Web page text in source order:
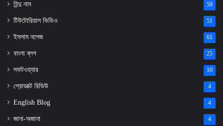
হিন্দু নাম 59
টিউটোরিয়াল ভিডিও 51
ইসলাম নলেজ 61
বাংলা ব্লগ 25
সফটওয়্যার 10
প্রোডাক্ট রিভিউ 4
English Blog 4
জানা-অজানা 4